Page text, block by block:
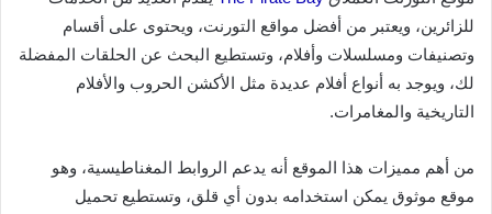
للزائرين، ويعتبر من أفضل مواقع التورنت، ويحتوى على أقسام
وتصنيفات ومسلسلات وأفلام، وتستطيع البحث عن الحلقات المفضلة
لك، ويوجد به أنواع أفلام عديدة مثل الأكشن الحروب والأفلام
التاريخية والمغامرات.
من أهم مميزات هذا الموقع أنه يدعم الروابط المغناطيسية، وهو
موقع موثوق يمكن استخدامه بدون أي قلق، وتستطيع تحميل